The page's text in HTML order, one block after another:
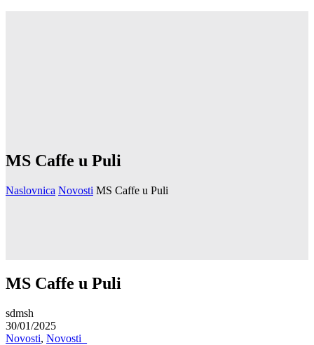
MS Caffe u Puli
Naslovnica Novosti MS Caffe u Puli
MS Caffe u Puli
sdmsh
30/01/2025
Novosti, Novosti_